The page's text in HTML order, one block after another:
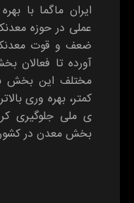
ایران ماگما با
عملی در حوزه
ضعف و قوت
آورده تا فعالان
مختلف این بخش
کمتر، بهره وری
ی ملی جلوگیری
بخش معدن در کشور